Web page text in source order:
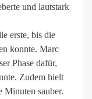
und lautstark
erste, bis die
konnte. Marc
Phase dafür,
Zudem hielt
Minuten sauber.